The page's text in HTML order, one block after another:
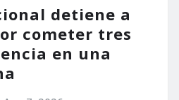
detiene a
cometer tres
en una